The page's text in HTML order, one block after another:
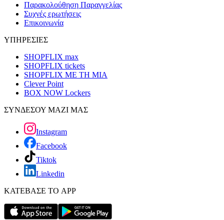
Παρακολούθηση Παραγγελίας
Συχνές ερωτήσεις
Επικοινωνία
ΥΠΗΡΕΣΙΕΣ
SHOPFLIX max
SHOPFLIX tickets
SHOPFLIX ΜΕ ΤΗ ΜΙΑ
Clever Point
BOX NOW Lockers
ΣΥΝΔΕΣΟΥ ΜΑΖΙ ΜΑΣ
Instagram
Facebook
Tiktok
Linkedin
ΚΑΤΕΒΑΣΕ ΤΟ APP